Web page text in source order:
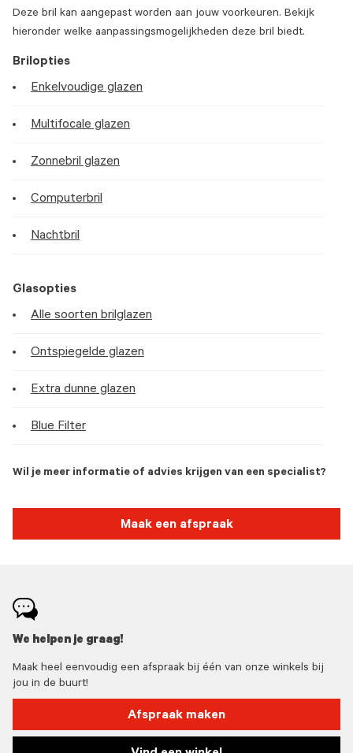
Deze bril kan aangepast worden aan jouw voorkeuren. Bekijk
hieronder welke aanpassingsmogelijkheden deze bril biedt.
Brilopties
Enkelvoudige glazen
Multifocale glazen
Zonnebril glazen
Computerbril
Nachtbril
Glasopties
Alle soorten brilglazen
Ontspiegelde glazen
Extra dunne glazen
Blue Filter
Wil je meer informatie of advies krijgen van een specialist?
Maak een afspraak
We helpen je graag!
Maak heel eenvoudig een afspraak bij één van onze winkels bij
jou in de buurt!
Afspraak maken